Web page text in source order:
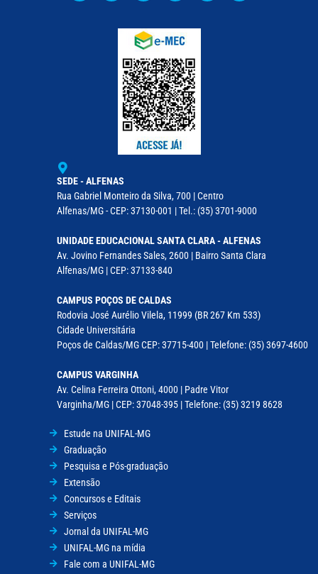
SEDE - ALFENAS
Rua Gabriel Monteiro da Silva, 700 | Centro
Alfenas/MG - CEP: 37130-001 | Tel.: (35) 3701-9000
UNIDADE EDUCACIONAL SANTA CLARA - ALFENAS
Av. Jovino Fernandes Sales, 2600 | Bairro Santa Clara
Alfenas/MG | CEP: 37133-840
CAMPUS POÇOS DE CALDAS
Rodovia José Aurélio Vilela, 11999 (BR 267 Km 533)
Cidade Universitária
Poços de Caldas/MG CEP: 37715-400 | Telefone: (35) 3697-4600
CAMPUS VARGINHA
Av. Celina Ferreira Ottoni, 4000 | Padre Vitor
Varginha/MG | CEP: 37048-395 | Telefone: (35) 3219 8628
Estude na UNIFAL-MG
Graduação
Pesquisa e Pós-graduação
Extensão
Concursos e Editais
Serviços
Jornal da UNIFAL-MG
UNIFAL-MG na mídia
Fale com a UNIFAL-MG